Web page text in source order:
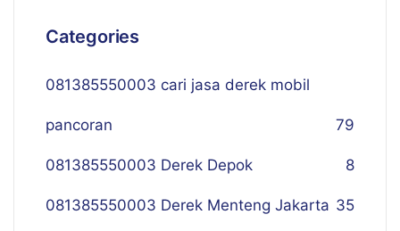
Categories
081385550003 cari jasa derek mobil
pancoran 79
081385550003 Derek Depok 8
081385550003 Derek Menteng Jakarta 35